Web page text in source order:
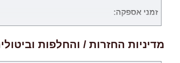
זמני אספקה:
אישור לעסקה מחברת כרטיסי האשראי של
מדיניות החזרות / והחלפות